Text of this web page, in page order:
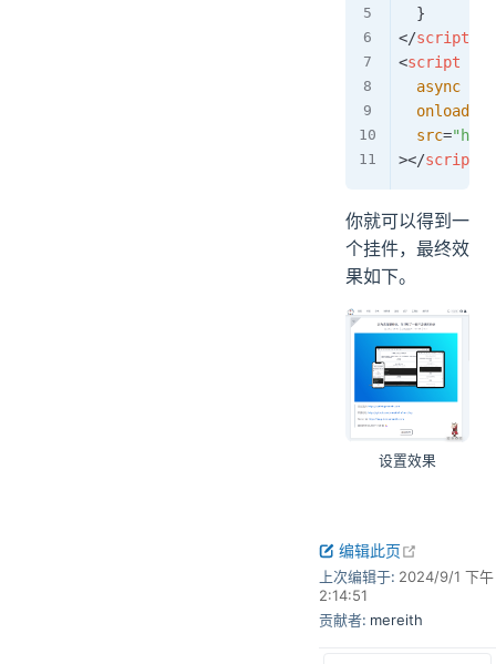
}
</script
<script
async
onload
src="
></script
你就可以得到一
个挂件，最终效
果如下。
设置效果
编辑此页
上次编辑于: 2024/9/1 下午
2:14:51
贡献者: mereith